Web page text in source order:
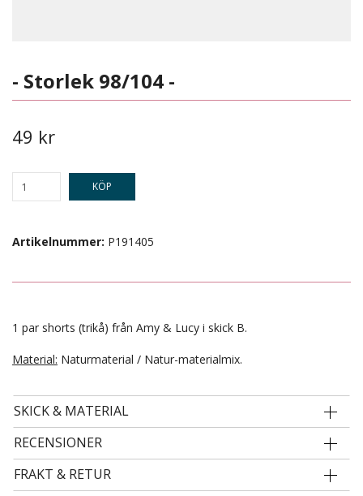
- Storlek 98/104 -
49 kr
KÖP
Artikelnummer: P191405
1 par shorts (trikå) från Amy & Lucy i skick B.
Material: Naturmaterial / Natur-materialmix.
SKICK & MATERIAL
RECENSIONER
FRAKT & RETUR